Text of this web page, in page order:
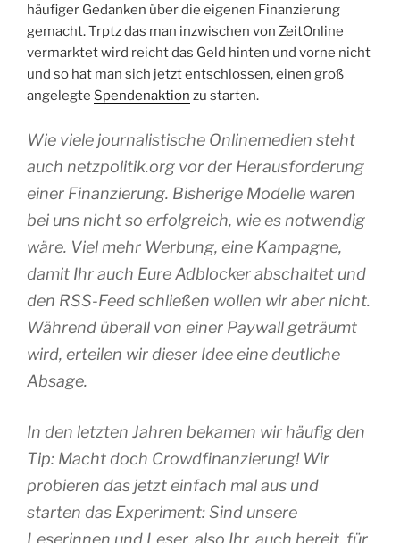
häufiger Gedanken über die eigenen Finanzierung
gemacht. Trptz das man inzwischen von ZeitOnline
vermarktet wird reicht das Geld hinten und vorne nicht
und so hat man sich jetzt entschlossen, einen groß
angelegte Spendenaktion zu starten.
Wie viele journalistische Onlinemedien steht
auch netzpolitik.org vor der Herausforderung
einer Finanzierung. Bisherige Modelle waren
bei uns nicht so erfolgreich, wie es notwendig
wäre. Viel mehr Werbung, eine Kampagne,
damit Ihr auch Eure Adblocker abschaltet und
den RSS-Feed schließen wollen wir aber nicht.
Während überall von einer Paywall geträumt
wird, erteilen wir dieser Idee eine deutliche
Absage.
In den letzten Jahren bekamen wir häufig den
Tip: Macht doch Crowdfinanzierung! Wir
probieren das jetzt einfach mal aus und
starten das Experiment: Sind unsere
Leserinnen und Leser, also Ihr, auch bereit, für